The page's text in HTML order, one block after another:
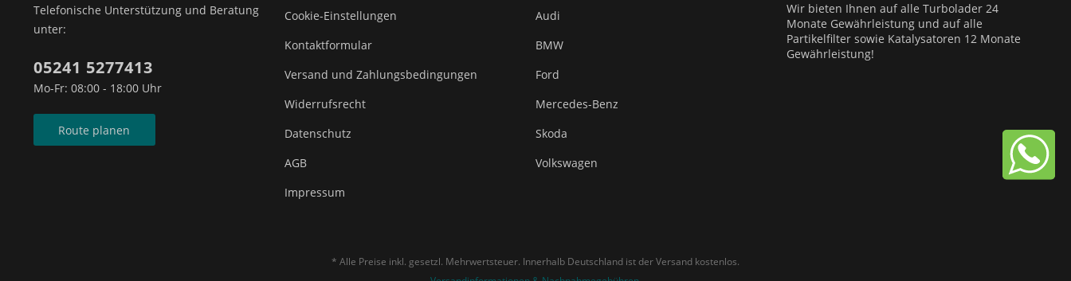
Telefonische Unterstützung und Beratung
unter:
05241 5277413
Mo-Fr: 08:00 - 18:00 Uhr
Route planen
Cookie-Einstellungen
Kontaktformular
Versand und Zahlungsbedingungen
Widerrufsrecht
Datenschutz
AGB
Impressum
Audi
BMW
Ford
Mercedes-Benz
Skoda
Volkswagen
Wir bieten Ihnen auf alle Turbolader 24
Monate Gewährleistung und auf alle
Partikelfilter sowie Katalysatoren 12 Monate
Gewährleistung!
* Alle Preise inkl. gesetzl. Mehrwertsteuer. Innerhalb Deutschland ist der Versand kostenlos.